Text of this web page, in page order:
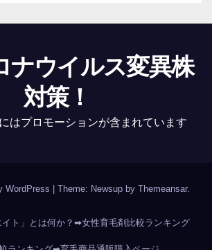
ナウイルス変異株
対策！
はプロモーションが含まれています
WordPress Theme: Newsup by Themeansar.
ト」とは何か？ ➡女性育毛剤比較ランキング